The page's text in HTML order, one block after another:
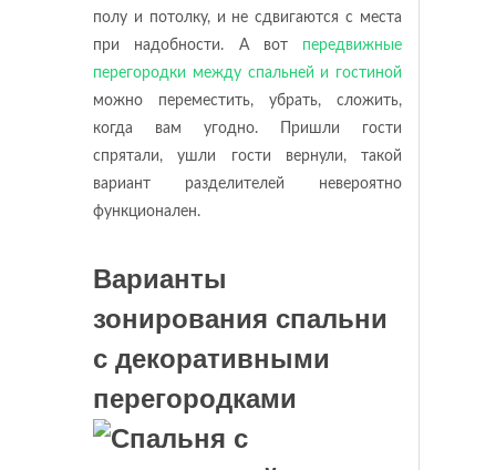
полу и потолку, и не сдвигаются с места
при надобности. А вот передвижные
перегородки между спальней и гостиной
можно переместить, убрать, сложить,
когда вам угодно. Пришли гости
спрятали, ушли гости вернули, такой
вариант разделителей невероятно
функционален.
Варианты
зонирования спальни
с декоративными
перегородками